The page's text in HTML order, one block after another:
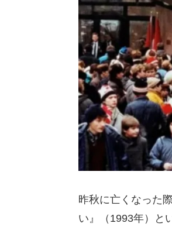
昨秋に亡くなった
い』（1993年）と